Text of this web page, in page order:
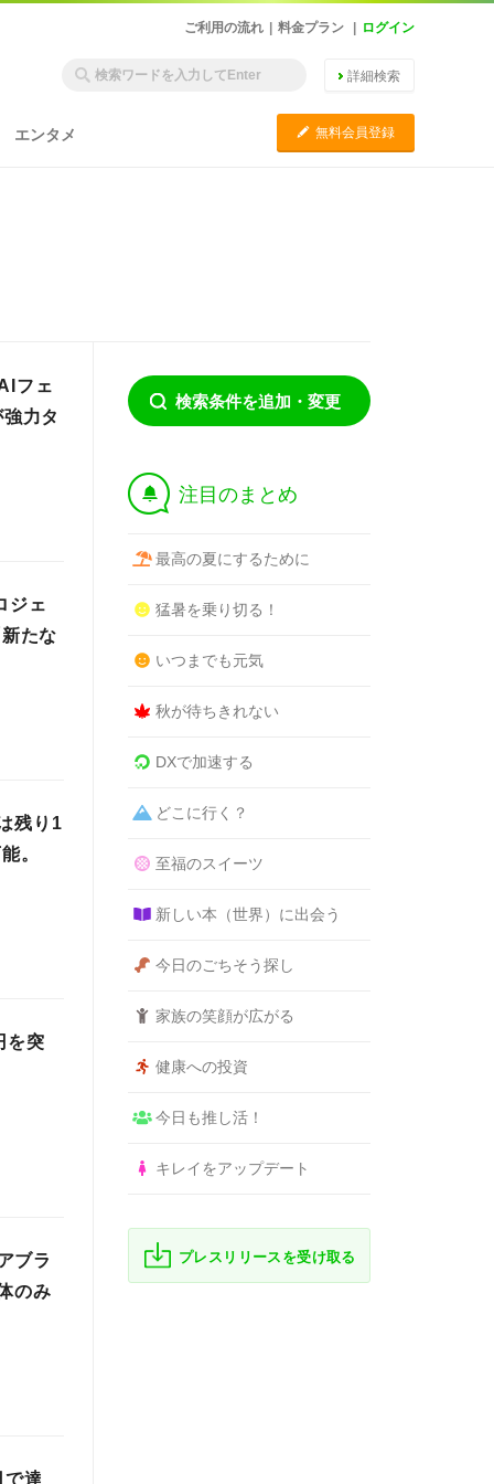
ご利用の流れ 料金プラン ログイン
詳細検索
エンタメ C 無料会員登録
フェ
力タ
ジェ
たな
残り1
。
を突
ブラ
のみ
達
検索条件を追加・変更
† 注目のまとめ
最高の夏にするために
猛暑を乗り切る！
いつまでも元気
秋が待ちきれない
DXで加速する
どこに行く？
至福のスイーツ
新しい本（世界）に出会う
今日のごちそう探し
家族の笑顔が広がる
健康への投資
今日も推し活！
キレイをアップデート
プレスリリースを受け取る